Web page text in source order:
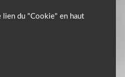
lien du "Cookie" en haut